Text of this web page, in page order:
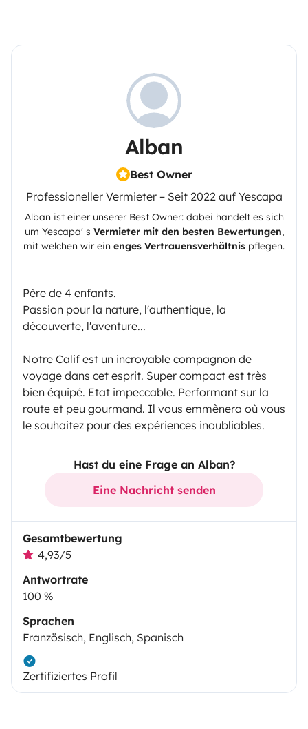
Alban
Best Owner
Professioneller Vermieter – Seit 2022 auf Yescapa
Alban ist einer unserer Best Owner: dabei handelt es sich
um Yescapa' s Vermieter mit den besten Bewertungen,
mit welchen wir ein enges Vertrauensverhältnis pflegen.
Père de 4 enfants.
Passion pour la nature, l'authentique, la
découverte, l'aventure...
Notre Calif est un incroyable compagnon de
voyage dans cet esprit. Super compact est très
bien équipé. Etat impeccable. Performant sur la
route et peu gourmand. Il vous emmènera où vous
le souhaitez pour des expériences inoubliables.
Hast du eine Frage an Alban?
Eine Nachricht senden
Gesamtbewertung
4,93/5
Antwortrate
100 %
Sprachen
Französisch, Englisch, Spanisch
Zertifiziertes Profil